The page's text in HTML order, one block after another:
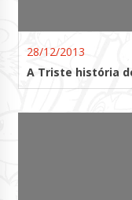
28/12/2013
A Triste história